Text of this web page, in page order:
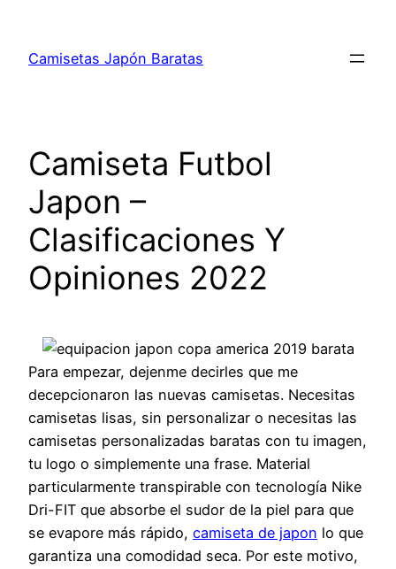
contenido
Camisetas Japón Baratas
Camiseta Futbol
Japon –
Clasificaciones Y
Opiniones 2022
Para empezar, dejenme decirles que me
decepcionaron las nuevas camisetas. Necesitas
camisetas lisas, sin personalizar o necesitas las
camisetas personalizadas baratas con tu imagen,
tu logo o simplemente una frase. Material
particularmente transpirable con tecnología Nike
Dri-FIT que absorbe el sudor de la piel para que
se evapore más rápido, camiseta de japon lo que
garantiza una comodidad seca. Por este motivo,